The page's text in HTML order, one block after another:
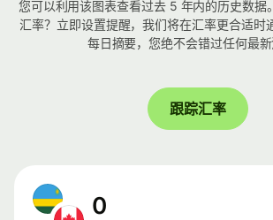
您可以利用该图表查看过去 5 年内的历史数据
汇率？立即设置提醒，我们将在汇率更合适时
每日摘要，您绝不会错过任何最新
跟踪汇率
0